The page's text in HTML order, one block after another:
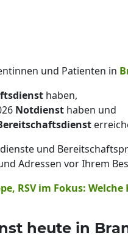
und Patienten in
haben,
Notdienst haben und
und
Adressen vor Ihrem
RSV im Fokus:
heute in